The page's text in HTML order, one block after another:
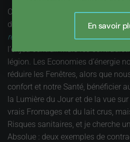
On pourrait aussi parler des
dépasser. Le
vivons mieux en
ressources
constitue une
l’enjeu central. Mais les
légion. Les Economies d’énergie
réduire les Fenêtres, alors que
confort et notre Santé, bénéficier
la Lumière du Jour et de la vue
vrais Fromages et du lait crus,
Risques sanitaires, et je cherche
Absolue : deux exemples de
En savoir